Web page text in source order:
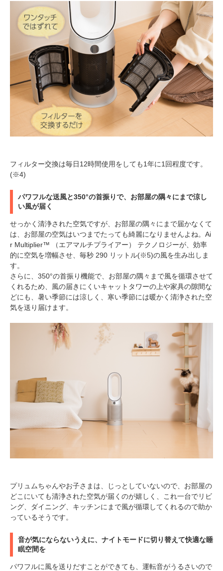
フィルター交換は毎日12時間使用をしても1年に1回程度です。
(※4)
パワフルな送風と350°の首振りで、お部屋の隅々にまで涼し
い風が届く
せっかく清浄された空気ですが、お部屋の隅々にまで届かなくて
は、お部屋の空気はいつまでたっても綺麗になりませんよね。Ai
r Multiplier™ （エアマルチプライアー） テクノロジーが、効率
的に空気を増幅させ、毎秒 290 リットル(※5)の風を生み出しま
す。
さらに、350°の首振り機能で、お部屋の隅々まで風を循環させて
くれるため、風の届きにくいキャットタワーの上や家具の隙間な
どにも、暑い季節には涼しく、寒い季節には暖かく清浄された空
気を送り届けます。
プリュムちゃんやお子さまは、じっとしていないので、お部屋の
どこにいても清浄された空気が届くのが嬉しく、これ一台でリビ
ング、ダイニング、キッチンにまで風が循環してくれるので助か
っているそうです。
音が気にならないうえに、ナイトモードに切り替えて快適な睡
眠空間を
パワフルに風を送りだすことができても、運転音がうるさいので
閉じる
いぬ部をフォロー
ねこ部をフォロー
PECOアプリをダウンロード済みの方
アプリで開く